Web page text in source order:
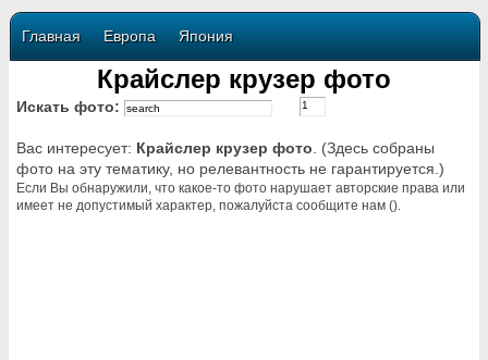
Главная Европа Япония
Крайслер крузер фото
Искать фото:
Вас интересует: Крайслер крузер фото . (Здесь собраны
фото на эту тематику, но релевантность не гарантируется.)
Если Вы обнаружили, что какое-то фото нарушает авторские права или
имеет не допустимый характер, пожалуйста сообщите нам ().